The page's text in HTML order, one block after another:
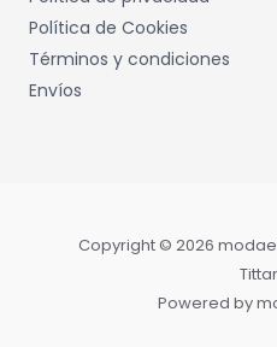
Política de Cookies
Términos y condiciones
Envíos
Copyright © 2026
Powered by